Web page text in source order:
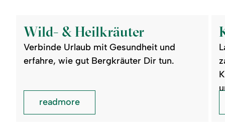
Wild- & Heilkräuter
Verbinde Urlaub mit Gesundheit und
erfahre, wie gut Bergkräuter Dir tun.
Wild-
Heilkräuter
readmore